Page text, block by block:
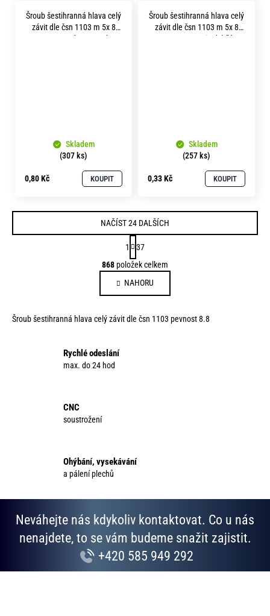
Šroub šestihranná hlava celý
závit dle čsn 1103 m 5x 8
pevnost 8.8 bez povrchu
Skladem
(307 ks)
0,80 Kč KOUPIT
Šroub šestihranná hlava celý
závit dle čsn 1103 m 5x 8
pevnost 8.8 zinek bílý
Skladem
(257 ks)
0,33 Kč KOUPIT
O
v
l
á
a
p
u
NAČÍST 24 DALŠÍCH
t
r
á
o
1
37
868položek celkem
NAHORU
Šroub šestihranná hlava celý závit dle čsn 1103 pevnost 8.8
Rychlé odeslání
max. do 24 hod
CNC
soustrožení
Ohýbání, vysekávání
a pálení plechů
Neváhejte nás kdykoliv kontaktovat. Co u nás
nenajdete, to se vám budeme snažit zajistit.
+420 585 949 292